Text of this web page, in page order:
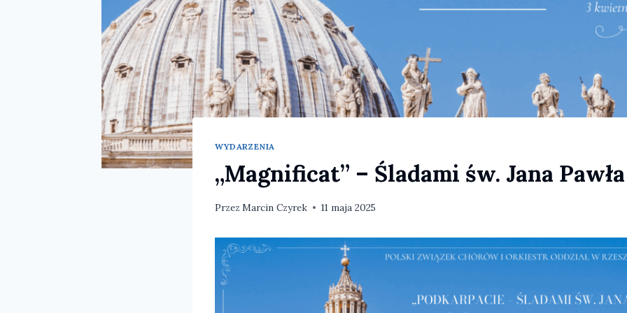
WYDARZENIA
„Magnificat” – Śladami św. Jana
Przez Marcin Czyrek 11 maja 2025